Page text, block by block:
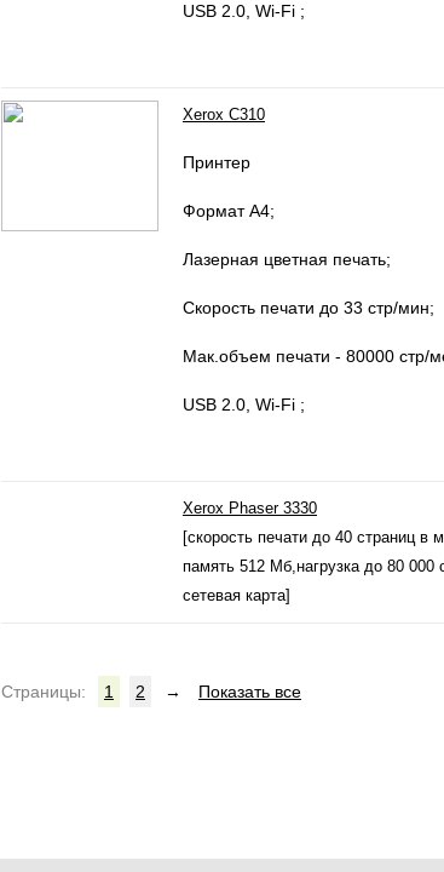
USB 2.0, Wi-Fi ;
Xerox С310
Принтер
Формат А4;
Лазерная цветная печать;
Скорость печати до 33 стр/мин;
Мак.объем печати - 80000 стр/
USB 2.0, Wi-Fi ;
Xerox Phaser 3330
[скорость печати до 40 страниц в
память 512 Мб,нагрузка до 80
сетевая карта]
Cтраницы: 1 2 → Показать все